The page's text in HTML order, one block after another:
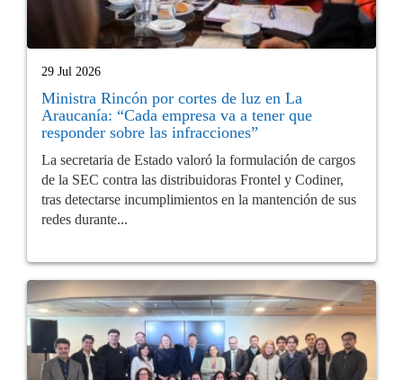
29 Jul 2026
Ministra Rincón por cortes de luz en La
Araucanía: “Cada empresa va a tener que
responder sobre las infracciones”
La secretaria de Estado valoró la formulación de cargos
de la SEC contra las distribuidoras Frontel y Codiner,
tras detectarse incumplimientos en la mantención de sus
redes durante...